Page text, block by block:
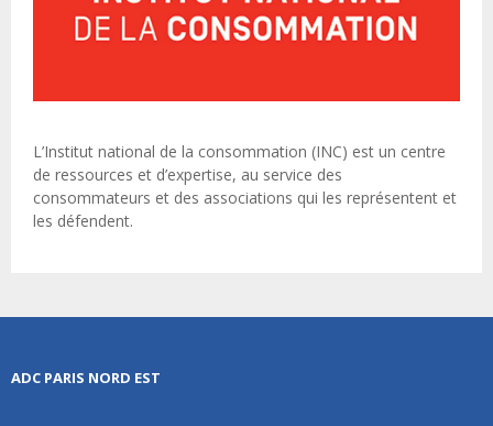
L’Institut national de la consommation (INC) est un centre
de ressources et d’expertise, au service des
consommateurs et des associations qui les représentent et
les défendent.
ADC PARIS NORD EST